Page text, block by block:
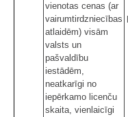
vienotas cenas (ar
vairumtirdzniecības
atlaidēm) visām
valsts un
pašvaldību
iestādēm,
neatkarīgi no
iepērkamo licenču
skaita, vienlaicīgi